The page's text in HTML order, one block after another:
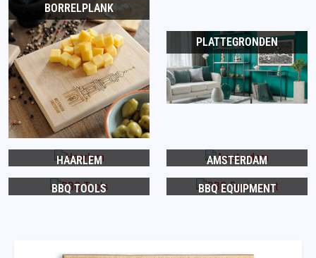
BORRELPLANK
PLATTEGRONDEN
HAARLEM AMSTERDAM
BBQ TOOLS BBQ EQUIPMENT